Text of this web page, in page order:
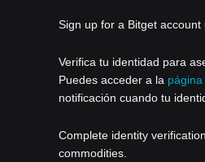
Sign up for a Bitget
Verifica tu identidad para
Puedes acceder a la
notificación cuando tu
Complete identity
commodities.